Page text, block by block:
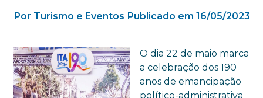
Por Turismo e Eventos Publicado em 16/05/2023
O dia 22 de maio marca
a celebração dos 190
anos de emancipação
político-administrativa